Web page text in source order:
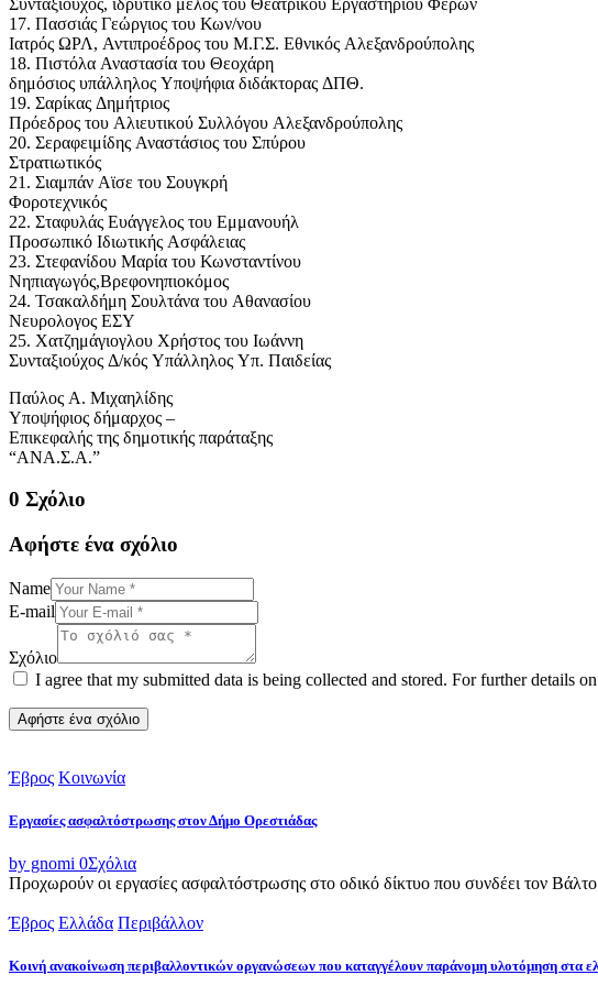
17. Πασσιάς Γεώργιος του Κων/νου
Ιατρός ΩΡΛ, Αντιπροέδρος του Μ.Γ.Σ. Εθνικός Αλεξανδρούπολης
18. Πιστόλα Αναστασία του Θεοχάρη
δημόσιος υπάλληλος Υποψήφια διδάκτορας ΔΠΘ.
19. Σαρίκας Δημήτριος
Πρόεδρος του Αλιευτικού Συλλόγου Αλεξανδρούπολης
20. Σεραφειμίδης Αναστάσιος του Σπύρου
Στρατιωτικός
21. Σιαμπάν Αϊσε του Σουγκρή
Φοροτεχνικός
22. Σταφυλάς Ευάγγελος του Εμμανουήλ
Προσωπικό Ιδιωτικής Ασφάλειας
23. Στεφανίδου Μαρία του Κωνσταντίνου
Νηπιαγωγός,Βρεφονηπιοκόμος
24. Τσακαλδήμη Σουλτάνα του Αθανασίου
Νευρολογος ΕΣΥ
25. Χατζημάγιογλου Χρήστος του Ιωάννη
Συνταξιούχος Δ/κός Υπάλληλος Υπ. Παιδείας
Παύλος Α. Μιχαηλίδης
Υποψήφιος δήμαρχος –
Επικεφαλής της δημοτικής παράταξης
“ΑΝΑ.Σ.Α.”
0 Σχόλιο
Αφήστε ένα σχόλιο
Name
E-mail
Σχόλιο
I agree that my submitted data is being collected and stored. For further details
Έβρος Κοινωνία
Εργασίες ασφαλτόστρωσης στον Δήμο Ορεστιάδας
by gnomi 0Σχόλια
Προχωρούν οι εργασίες ασφαλτόστρωσης στο οδικό δίκτυο που συνδέει τον
Έβρος Ελλάδα Περιβάλλον
Κοινή ανακοίνωση περιβαλλοντικών οργανώσεων που καταγγέλουν παράνομη υλοτόμηση στα